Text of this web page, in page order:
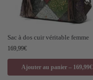
Sac à dos cuir véritable femme
169,99€
Ajouter au panier – 169,99€